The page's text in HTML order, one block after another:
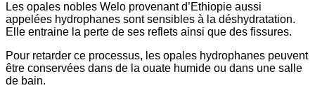
Les opales nobles Welo provenant d’Ethiopie aussi
appelées hydrophanes sont sensibles à la déshydratation.
Elle entraine la perte de ses reflets ainsi que des fissures.
Pour retarder ce processus, les opales hydrophanes peuvent
être conservées dans de la ouate humide ou dans une salle
de bain.